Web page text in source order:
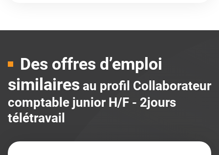
Des offres d’emploi
similaires au profil Collaborateur
comptable junior H/F - 2jours
télétravail